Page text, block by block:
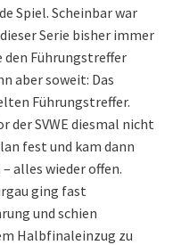
Spiel. Scheinbar war
Serie bisher immer
den Führungstreffer
aber soweit: Das
Führungstreffer.
der SVWE diesmal nicht
fest und kam dann
alles wieder offen.
ging fast
und schien
Halbfinaleinzug zu